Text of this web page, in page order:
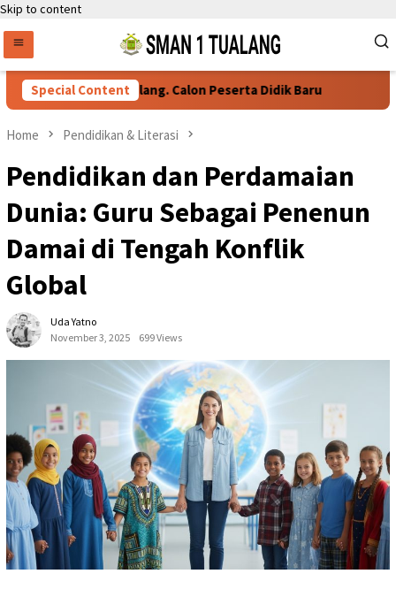
Skip to content
Special Content
Daftar Ulang. Calon Peserta Didik Baru
Home Pendidikan & Literasi
Pendidikan dan Perdamaian
Dunia: Guru Sebagai Penenun
Damai di Tengah Konflik
Global
Uda Yatno
November 3, 2025
699 Views